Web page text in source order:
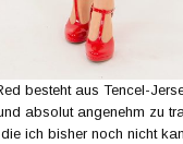
besteht aus Tencel-
absolut angenehm zu
ich bisher noch nicht